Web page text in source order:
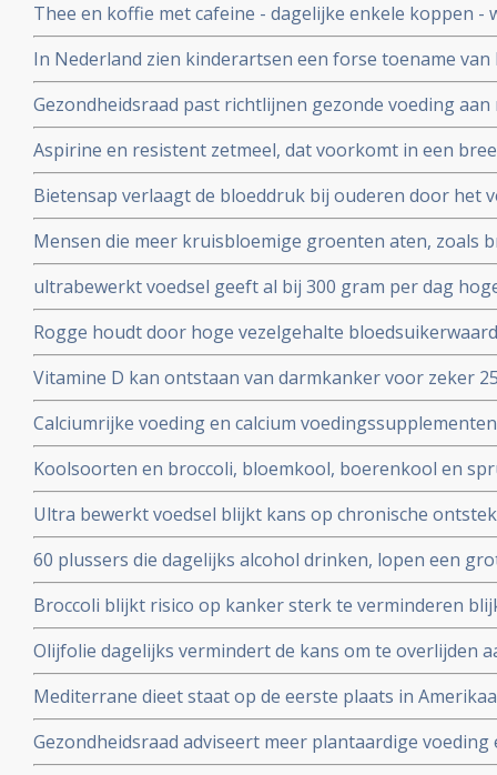
Thee en koffie met cafeine - dagelijke enkele koppen -
ontwikkelen van Alzheimer en verbetert cognitieve
studies bij 131.821 deelnemende zorgprofessionals
In Nederland zien kinderartsen een forse toename
ernstige obesitas en Nederlandse Vereniging van
Generatie slaan alarm
Gezondheidsraad past richtlijnen gezonde voeding
plantaardige voeding met meer peulvruchten en noten
Aspirine en resistent zetmeel, dat voorkomt in een
waaronder bananen voorkomt erfelijke vormen van
Bietensap verlaagt de bloeddruk bij ouderen door het
in de mond
Mensen die meer kruisbloemige groenten aten, zoals
spruitjes, hadden een 20 procent lager risico op het
vergelijking met mensen die deze groenten minder
ultrabewerkt voedsel geeft al bij 300 gram per dag
ongeacht hoeveel je eet en hoe hoog je BMI is
Rogge houdt door hoge vezelgehalte
en is uitstekend voedingsproduct in voorkomen van
Vitamine D kan ontstaan van darmkanker voor zeker
lage vitamine D waarden tijdig worden aangevuld
Calciumrijke voeding en calcium
procent te kunnen voorkomen, bewijst de NIH-AARP
up van ruim 18 jaar copy 1
Koolsoorten en broccoli, bloemkool, boerenkool en
effect bij verschillende vormen van kanker waaronder
borstkanker en longkanker
Ultra bewerkt voedsel blijkt kans op chronische
veroorzaken die op hun beurt darmkanker laten
60 plussers die dagelijks alcohol drinken, lopen een
overlijden, met name als gevolg van kanker of hart- en
Broccoli blijkt risico op kanker sterk te verminderen
studies waaronder 23 case control studies
Olijfolie dagelijks vermindert de kans om te overlijden
ongeacht voedingspatroon van de deelnemer blijkt uit
volwassenen
Mediterrane dieet staat op de eerste plaats in
dieet om te volgen en met beste resultaten
Gezondheidsraad adviseert meer plantaardige voeding
eieren te eten.